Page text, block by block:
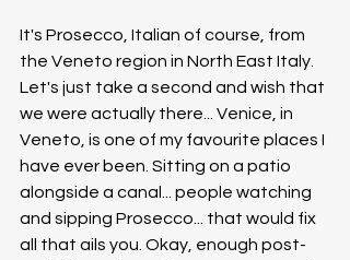
It's Prosecco, Italian of course, from
the Veneto region in North East Italy.
Let's just take a second and wish that
we were actually there... Venice, in
Veneto, is one of my favourite places I
have ever been. Sitting on a patio
alongside a canal... people watching
and sipping Prosecco... that would fix
all that ails you. Okay, enough post-